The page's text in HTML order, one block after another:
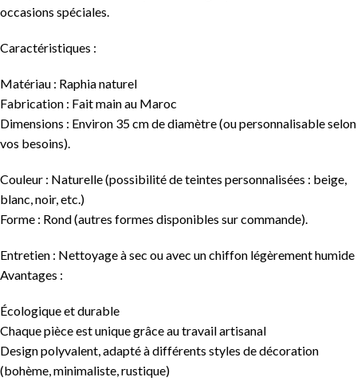
occasions spéciales.
Caractéristiques :
Matériau : Raphia naturel
Fabrication : Fait main au Maroc
Dimensions : Environ 35 cm de diamètre (ou personnalisable selon
vos besoins).
Couleur : Naturelle (possibilité de teintes personnalisées : beige,
blanc, noir, etc.)
Forme : Rond (autres formes disponibles sur commande).
Entretien : Nettoyage à sec ou avec un chiffon légèrement humide
Avantages :
Écologique et durable
Chaque pièce est unique grâce au travail artisanal
Design polyvalent, adapté à différents styles de décoration
(bohème, minimaliste, rustique)